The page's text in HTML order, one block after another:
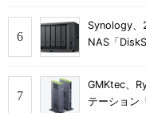
Synology、
NAS「
GMKtec、
テーション